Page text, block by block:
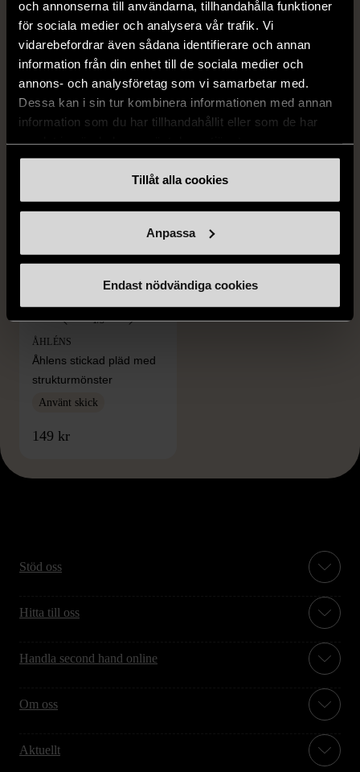
och annonserna till användarna, tillhandahålla funktioner
för sociala medier och analysera vår trafik. Vi
vidarebefordrar även sådana identifierare och annan
information från din enhet till de sociala medier och
annons- och analysföretag som vi samarbetar med.
Dessa kan i sin tur kombinera informationen med annan
information som du har tillhandahållit eller som de har
Tillåt alla cookies
Anpassa
Endast nödvändiga cookies
1/5
ÅHLÉNS
Åhlens - Tempo - Rosa
minigryta med lock
Gott skick
1/5
ÅHLÉNS
Åhlens - Tempo - Lila
minigryta med lock
Gott skick
1/5
ÅHLÉNS
Åhlens stickad pläd med
strukturmönster
Använt skick
149 kr
Stöd oss
Hitta till oss
Handla second hand online
Om oss
Aktuellt